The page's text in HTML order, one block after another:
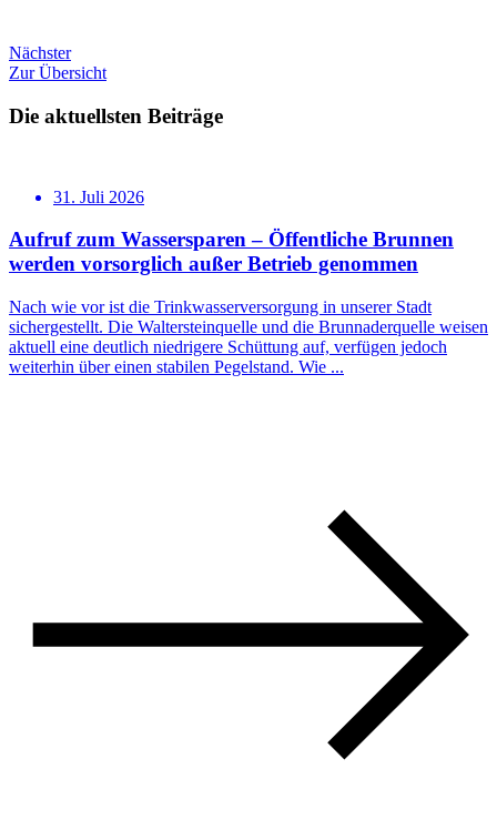
Nächster
Zur Übersicht
Die aktuellsten Beiträge
31. Juli 2026
Aufruf zum Wassersparen – Öffentliche Brunnen
werden vorsorglich außer Betrieb genommen
Nach wie vor ist die Trinkwasserversorgung in unserer Stadt
sichergestellt. Die Waltersteinquelle und die Brunnaderquelle weisen
aktuell eine deutlich niedrigere Schüttung auf, verfügen jedoch
weiterhin über einen stabilen Pegelstand. Wie ...